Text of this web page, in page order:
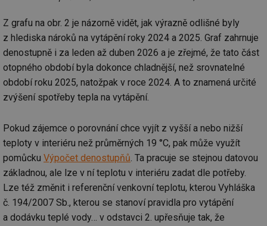
Z grafu na obr. 2 je názorně vidět, jak výrazně odlišné byly
z hlediska nároků na vytápění roky 2024 a 2025. Graf zahrnuje
denostupně i za leden až duben 2026 a je zřejmé, že tato část
otopného období byla dokonce chladnější, než srovnatelné
období roku 2025, natožpak v roce 2024. A to znamená určité
zvýšení spotřeby tepla na vytápění.
Pokud zájemce o porovnání chce vyjít z vyšší a nebo nižší
teploty v interiéru než průměrných 19 °C, pak může využít
pomůcku Výpočet denostupňů. Ta pracuje se stejnou datovou
základnou, ale lze v ní teplotu v interiéru zadat dle potřeby.
Lze též změnit i referenční venkovní teplotu, kterou Vyhláška
č. 194/2007 Sb., kterou se stanoví pravidla pro vytápění
a dodávku teplé vody… v odstavci 2. upřesňuje tak, že